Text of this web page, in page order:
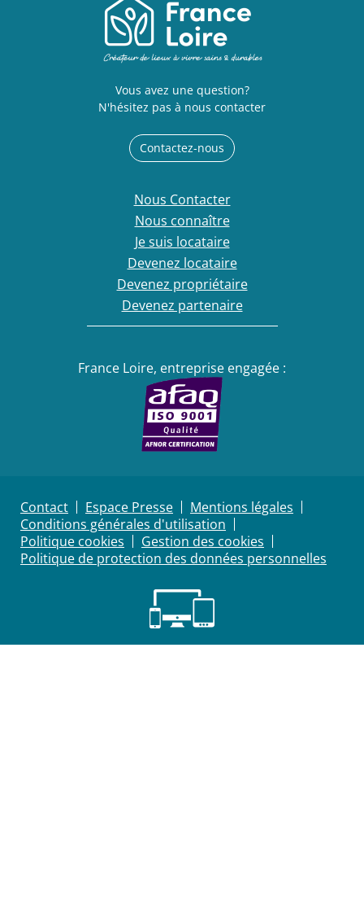
Vous avez une question?
N'hésitez pas à nous contacter
Contactez-nous
Nous Contacter
Nous connaître
Je suis locataire
Devenez locataire
Devenez propriétaire
Devenez partenaire
France Loire, entreprise engagée :
Contact Espace Presse
Mentions légales
Conditions générales d'utilisation
Politique cookies
Gestion des cookies
Politique de protection des données personnelles